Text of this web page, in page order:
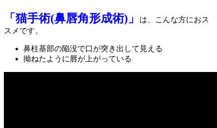
「猫手術(鼻唇角形成術)」
は、こんな方におス
スメです。
鼻柱基部の陥没で口が突き出して見える
拗ねたように唇が上がっている